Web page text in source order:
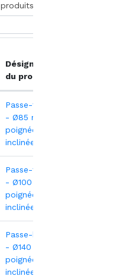
produits
Désignation
du produit
Passe-thé inox
- Ø85 mm -
poignée
inclinée
Passe-thé inox
- Ø100 mm -
poignée
inclinée
Passe-bouillon
- Ø140 mm -
poignée
inclinée